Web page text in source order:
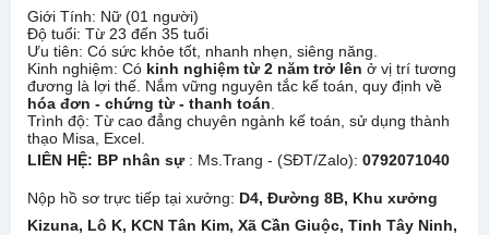
Giới Tính: Nữ (01 người)
Độ tuổi: Từ 23 đến 35 tuổi
Ưu tiên: Có sức khỏe tốt, nhanh nhẹn, siêng năng.
Kinh nghiệm: Có kinh nghiệm từ 2 năm trở lên ở vị trí tương
đương là lợi thế. Nắm vững nguyên tắc kế toán, quy định về
hóa đơn - chứng từ - thanh toán
Trình độ: Từ cao đẳng chuyên ngành kế toán, sử dụng thành
thạo Misa, Excel.
LIÊN HỆ: BP nhân sự: Ms.Trang - (SĐT/Zalo): 0792071040
Nộp hồ sơ trực tiếp tại xưởng: D4, Đường 8B, Khu xưởng
Kizuna, Lô K, KCN Tân Kim, Xã Cần Giuộc, Tỉnh Tây Ninh,